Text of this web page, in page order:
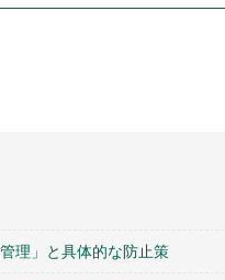
理」と具体的な防止策